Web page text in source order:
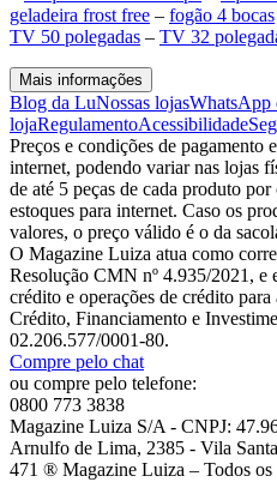
geladeira frost free – fogão 4 bocas
TV 50 polegadas – TV 32
Mais informações
Blog da LuNossas lojasWhatsApp
lojaRegulamentoAcessibilidade
Preços e condições de pagamento
internet, podendo variar nas lojas
de até 5 peças de cada produto
estoques para internet. Caso os
valores, o preço válido é o da
O Magazine Luiza atua como
Resolução CMN nº 4.935/2021, e
crédito e operações de crédito
Crédito, Financiamento e
02.206.577/0001-80.
Compre pelo chat
ou compre pelo telefone:
0800 773 3838
Magazine Luiza S/A - CNPJ:
Arnulfo de Lima, 2385 - Vila
471 ® Magazine Luiza – Todos os